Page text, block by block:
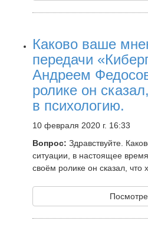
Каково ваше
передачи
Андреем
ролике он
в психологию.
10 февраля 2020 г. 16:33
Вопрос: Здравствуйте.
ситуации, в настоящее
своём ролике он сказал, что